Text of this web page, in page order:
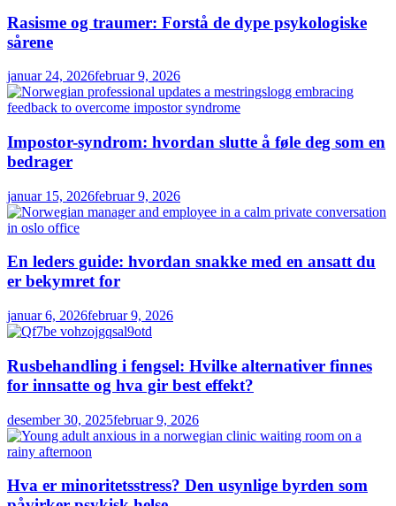
Rasisme og traumer: Forstå de dype psykologiske
sårene
januar 24, 2026februar 9, 2026
Impostor-syndrom: hvordan slutte å føle deg som en
bedrager
januar 15, 2026februar 9, 2026
En leders guide: hvordan snakke med en ansatt du
er bekymret for
januar 6, 2026februar 9, 2026
Rusbehandling i fengsel: Hvilke alternativer finnes
for innsatte og hva gir best effekt?
desember 30, 2025februar 9, 2026
Hva er minoritetsstress? Den usynlige byrden som